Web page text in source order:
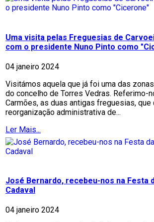
Uma visita pelas Freguesias de
com o presidente Nuno Pinto como
04 janeiro 2024
Visitámos aquela que já foi uma das
do concelho de Torres Vedras. Referimo-
Carmões, as duas antigas freguesias, que
reorganização administrativa de...
Ler Mais...
José Bernardo, recebeu-nos na Festa
Cadaval
04 janeiro 2024